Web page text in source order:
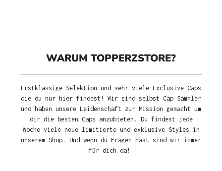
WARUM TOPPERZSTORE?
Erstklassige Selektion und sehr viele Exclusive Caps
die du nur hier findest! Wir sind selbst Cap Sammler
und haben unsere Leidenschaft zur Mission gemacht um
dir die besten Caps anzubieten. Du findest jede
Woche viele neue limitierte und exklusive Styles in
unserem Shop. Und wenn du Fragen hast sind wir immer
für dich da!